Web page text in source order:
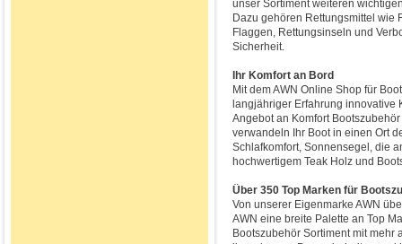
unser Sortiment weiteren
Dazu gehören Rettungsmittel wie
Flaggen, Rettungsinseln und
Sicherheit.
Ihr Komfort an Bord
Mit dem AWN Online Shop für
langjähriger Erfahrung innovative
Angebot an Komfort
verwandeln Ihr Boot in einen Ort
Schlafkomfort, Sonnensegel, die
hochwertigem Teak Holz und
Über 350 Top Marken für
Von unserer Eigenmarke AWN
AWN eine breite Palette an Top
Bootszubehör Sortiment mit